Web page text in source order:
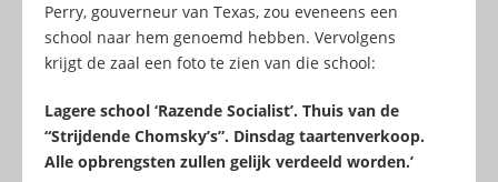
Perry, gouverneur van Texas, zou eveneens een
school naar hem genoemd hebben. Vervolgens
krijgt de zaal een foto te zien van die school:
Lagere school ‘Razende Socialist’. Thuis van de
“Strijdende Chomsky’s”. Dinsdag taartenverkoop.
Alle opbrengsten zullen gelijk verdeeld worden.’